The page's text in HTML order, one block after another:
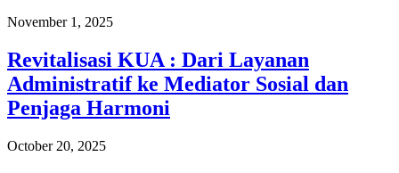
November 1, 2025
Revitalisasi KUA : Dari Layanan
Administratif ke Mediator Sosial dan
Penjaga Harmoni
October 20, 2025